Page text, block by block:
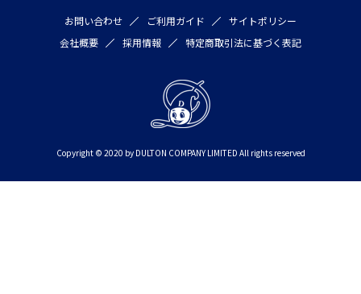
お問い合わせ ご利用ガイド
サイトポリシー
会社概要
採用情報 特定商取引法に基づく表記
Copyright © 2020 by DULTON COMPANY LIMITED All rights reserved